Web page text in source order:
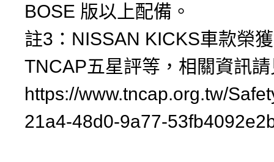
BOSE 版以上配備。
註3：NISSAN KICKS車款榮
TNCAP五星評等，相關資訊
https://www.tncap.org.tw/
21a4-48d0-9a77-